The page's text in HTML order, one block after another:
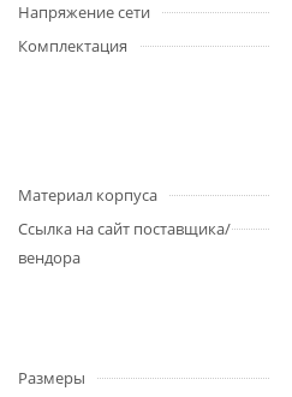
Напряжение сети
Комплектация
Материал корпуса
Ссылка на сайт поставщика/
вендора
Размеры